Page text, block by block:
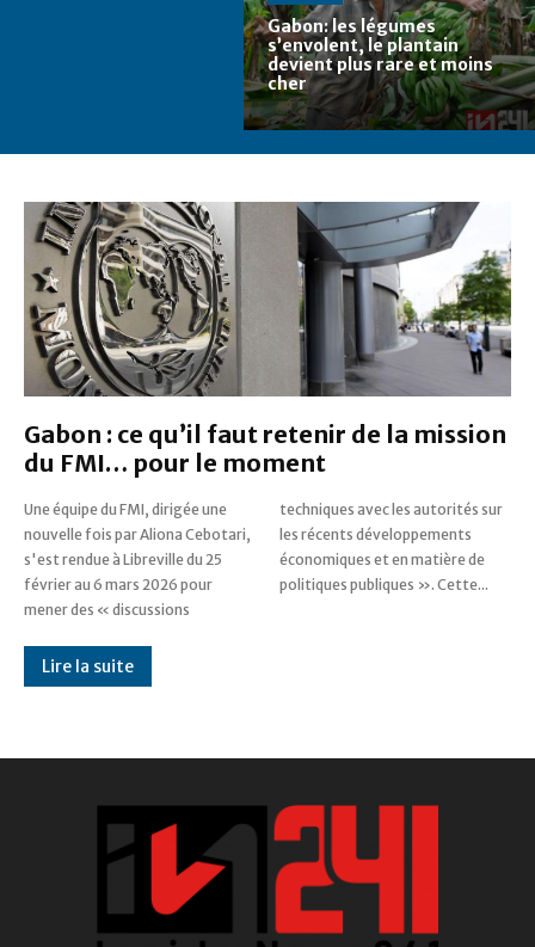
Gabon: les légumes
s’envolent, le plantain
devient plus rare et moins
cher
Gabon : ce qu’il faut retenir de la mission
du FMI… pour le moment
Une équipe du FMI, dirigée une
nouvelle fois par Aliona Cebotari,
s'est rendue à Libreville du 25
février au 6 mars 2026 pour
mener des « discussions
techniques avec les autorités sur
les récents développements
économiques et en matière de
politiques publiques ». Cette...
Lire la suite